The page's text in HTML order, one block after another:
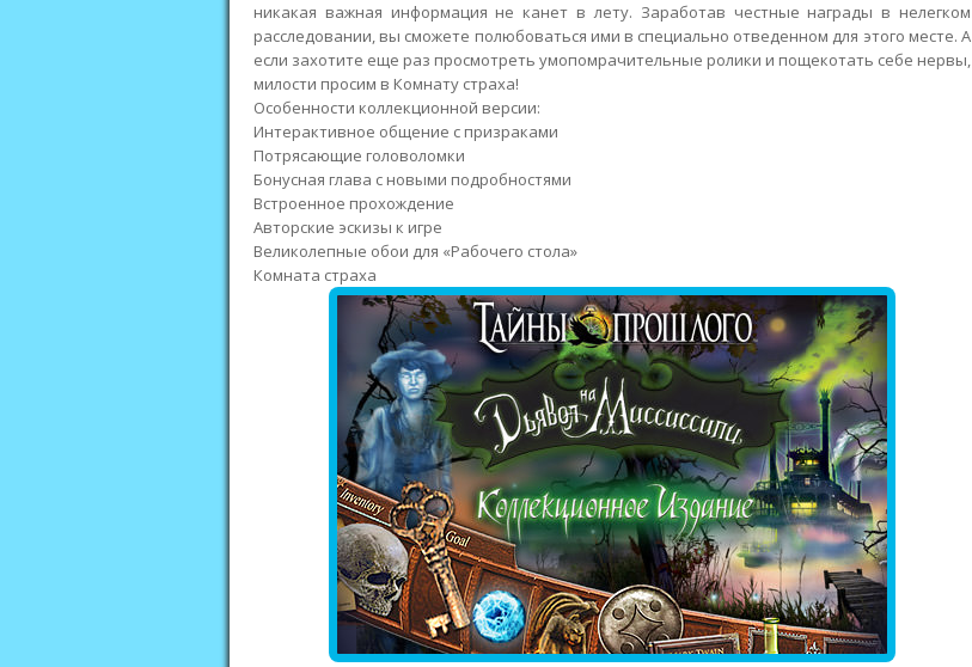
никакая важная информация не канет в лету. Заработав честные награды в нелегком
расследовании, вы сможете полюбоваться ими в специально отведенном для этого месте. А
если захотите еще раз просмотреть умопомрачительные ролики и пощекотать себе нервы,
милости просим в Комнату страха!
Особенности коллекционной версии:
Интерактивное общение с призраками
Потрясающие головоломки
Бонусная глава с новыми подробностями
Встроенное прохождение
Авторские эскизы к игре
Великолепные обои для «Рабочего стола»
Комната страха